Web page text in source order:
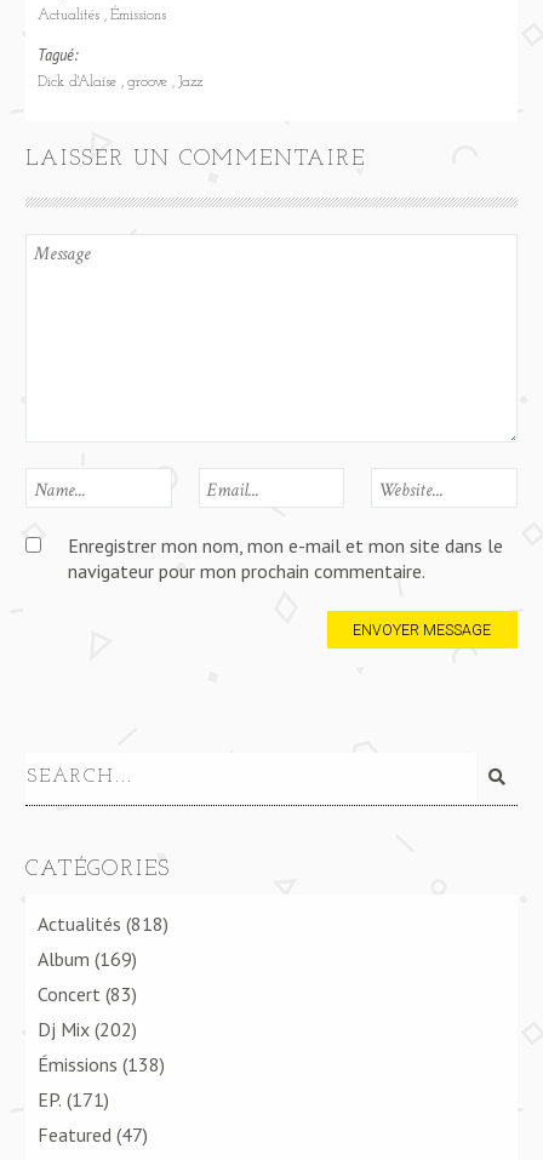
Actualités Émissions
Tagué:
Dick d'Alaise groove Jazz
LAISSER UN COMMENTAIRE
Enregistrer mon nom, mon e-mail et mon site dans le
navigateur pour mon prochain commentaire.
CATÉGORIES
Actualités (818)
Album (169)
Concert (83)
Dj Mix (202)
Émissions (138)
EP. (171)
Featured (47)